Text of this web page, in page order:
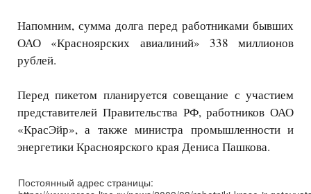
Напомним, сумма долга перед работниками бывших
ОАО «Красноярских авиалиний» 338 миллионов
рублей.
Перед пикетом планируется совещание с участием
представителей Правительства РФ, работников ОАО
«КрасЭйр», а также министра промышленности и
энергетики Красноярского края Дениса Пашкова.
Постоянный адрес страницы: